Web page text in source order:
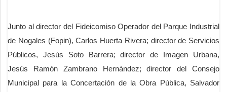
Junto al director del Fideicomiso Operador del Parque Industrial
de Nogales (Fopin), Carlos Huerta Rivera; director de Servicios
Públicos, Jesús Soto Barrera; director de Imagen Urbana,
Jesús Ramón Zambrano Hernández; director del Consejo
Municipal para la Concertación de la Obra Pública, Salvador